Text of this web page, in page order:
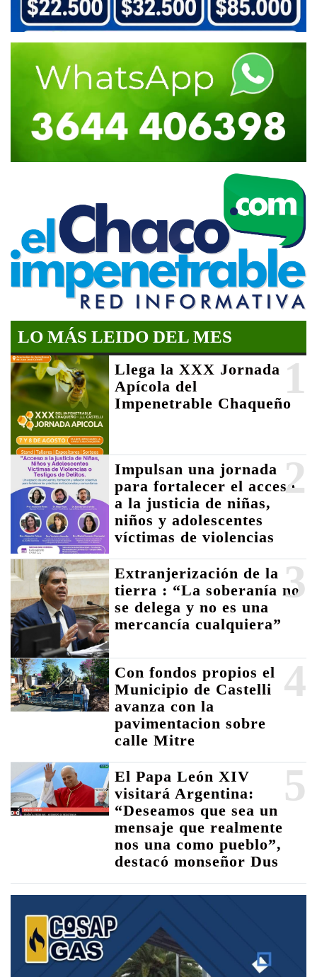
LO MÁS LEIDO DEL MES
1
Llega la XXX Jornada
Apícola del
Impenetrable Chaqueño
2
Impulsan una jornada
para fortalecer el acceso
a la justicia de niñas,
niños y adolescentes
víctimas de violencias
3
Extranjerización de la
tierra : “La soberanía no
se delega y no es una
mercancía cualquiera”
4
Con fondos propios el
Municipio de Castelli
avanza con la
pavimentacion sobre
calle Mitre
5
El Papa León XIV
visitará Argentina:
“Deseamos que sea un
mensaje que realmente
nos una como pueblo”,
destacó monseñor Dus